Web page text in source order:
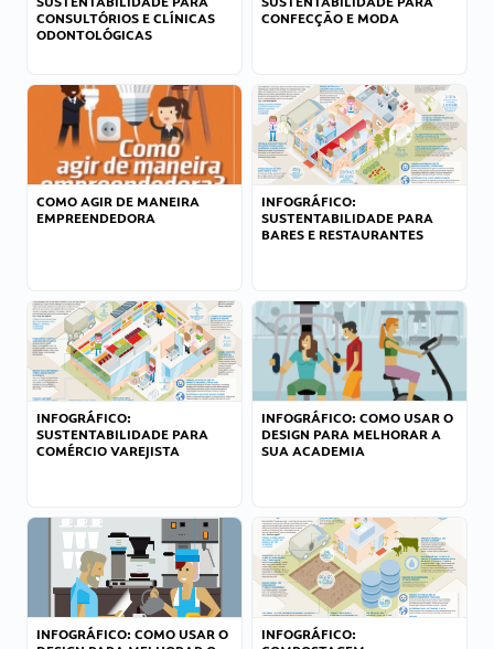
CONSULTÓRIOS E CLÍNICAS
ODONTOLÓGICAS
CONFECÇÃO E MODA
COMO AGIR DE MANEIRA
EMPREENDEDORA
INFOGRÁFICO:
SUSTENTABILIDADE PARA
BARES E RESTAURANTES
INFOGRÁFICO:
SUSTENTABILIDADE PARA
COMÉRCIO VAREJISTA
INFOGRÁFICO: COMO USAR O
DESIGN PARA MELHORAR A
SUA ACADEMIA
INFOGRÁFICO: COMO USAR O
INFOGRÁFICO: